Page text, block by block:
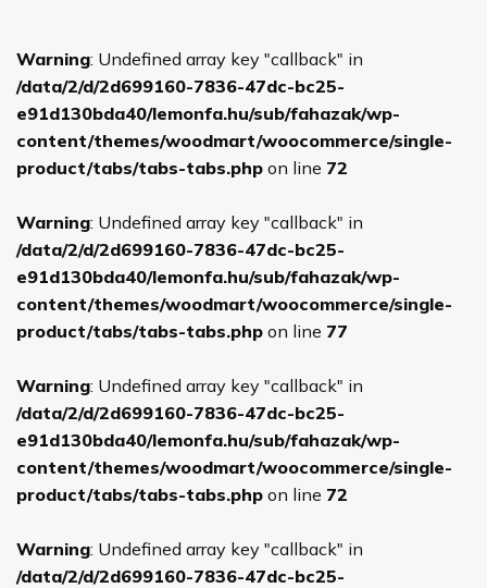
Warning: Undefined array key "callback" in
/data/2/d/2d699160-7836-47dc-bc25-
e91d130bda40/lemonfa.hu/sub/fahazak/wp-
content/themes/woodmart/woocommerce/single-
product/tabs/tabs-tabs.php on line 72
Warning: Undefined array key "callback" in
/data/2/d/2d699160-7836-47dc-bc25-
e91d130bda40/lemonfa.hu/sub/fahazak/wp-
content/themes/woodmart/woocommerce/single-
product/tabs/tabs-tabs.php on line 77
Warning: Undefined array key "callback" in
/data/2/d/2d699160-7836-47dc-bc25-
e91d130bda40/lemonfa.hu/sub/fahazak/wp-
content/themes/woodmart/woocommerce/single-
product/tabs/tabs-tabs.php on line 72
Warning: Undefined array key "callback" in
/data/2/d/2d699160-7836-47dc-bc25-